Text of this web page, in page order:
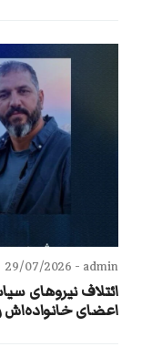
admin -
29/07/2026
ائتلاف نیروهای
اعضای